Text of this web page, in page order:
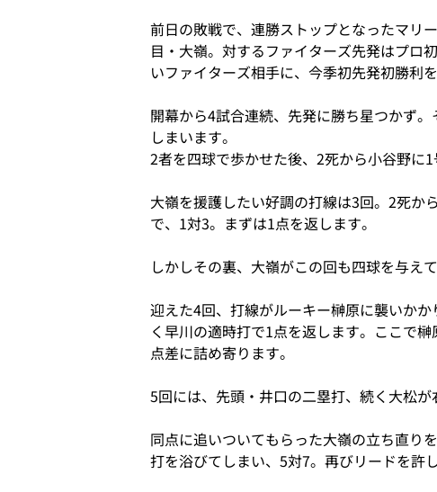
前日の敗戦で、連勝ストップとなったマリ
目・大嶺。対するファイターズ先発はプロ
いファイターズ相手に、今季初先発初勝利
開幕から4試合連続、先発に勝ち星つかず
しまいます。
2者を四球で歩かせた後、2死から小谷野に
大嶺を援護したい好調の打線は3回。2死か
で、1対3。まずは1点を返します。
しかしその裏、大嶺がこの回も四球を与え
迎えた4回、打線がルーキー榊原に襲いか
く早川の適時打で1点を返します。ここで
点差に詰め寄ります。
5回には、先頭・井口の二塁打、続く大松
同点に追いついてもらった大嶺の立ち直り
打を浴びてしまい、5対7。再びリードを許